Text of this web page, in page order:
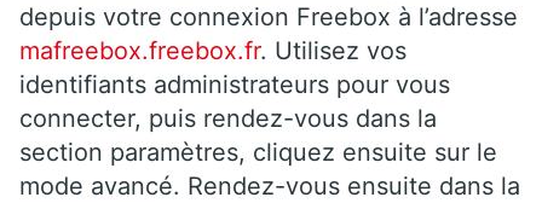
depuis votre connexion Freebox à l’adresse
mafreebox.freebox.fr. Utilisez vos
identifiants administrateurs pour vous
connecter, puis rendez-vous dans la
section paramètres, cliquez ensuite sur le
mode avancé. Rendez-vous ensuite dans la